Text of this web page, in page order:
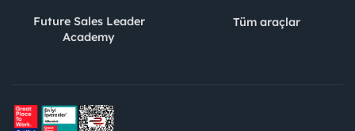
Şişecam,daha iyi bir gelecek için teknoloji ve
Future Sales Leader
Academy
Tüm araçlar